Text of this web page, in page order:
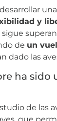
y
de un
dado las
ha
de las